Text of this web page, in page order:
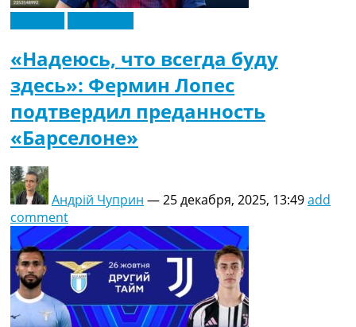
«Надеюсь, что всегда буду
здесь»: Фермин Лопес
подтвердил преданность
«Барселоне»
Андрій Чуприн —25 декабря, 2025, 13:49add
comment